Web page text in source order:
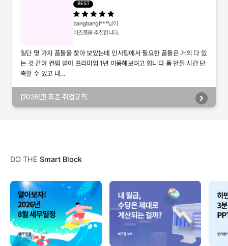
BEST
bangbangi***님이
비즈폼을 추천합니다.
일단 몇 가지 폼들을 찾아 보았는데 인사팀에서 필요한 폼들은 거의 다 있
는 것 같아 컨펌 받아 프리미엄 1년 이용해보려고 합니다 폼 만들 시간 단
축할 수 있고 내...
[2026년] 표준 취업규칙
DO THE Smart Block